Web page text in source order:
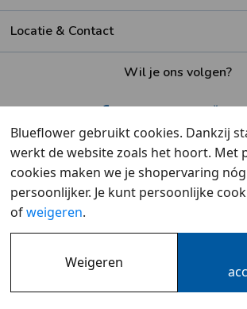
Locatie & Contact
Wil je ons volgen?
door
Overzicht
© 2007 - 2026 -
Blueflower gebruikt cookies. Dankzij
werkt de website zoals het hoort. Met
cookies maken we je shopervaring
persoonlijker. Je kunt persoonlijke
ofweigeren.
Weigeren